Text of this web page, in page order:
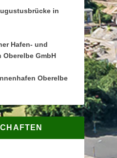
in
Hafen- und
Oberelbe GmbH
Oberelbe